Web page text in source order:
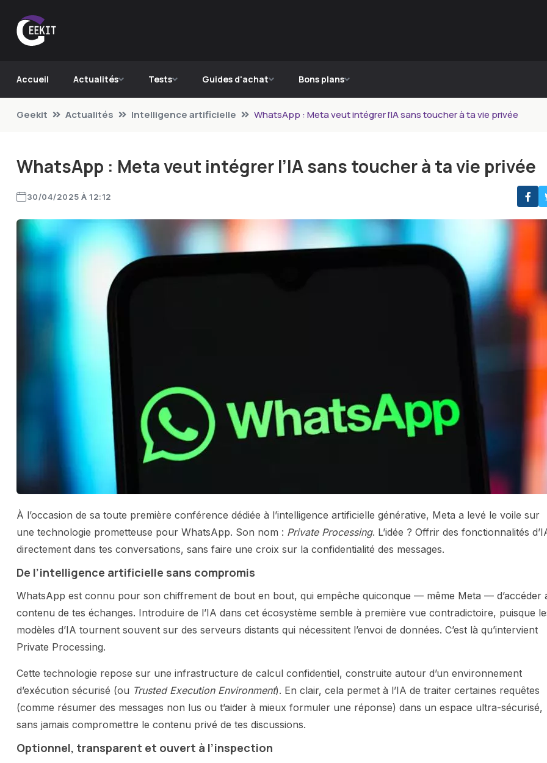
Accueil Actualités Tests Guides d'achat Bons plans
Geekit Actualités Intelligence artificielle WhatsApp : Meta veut intégrer l’IA sans toucher à ta vie privée
WhatsApp : Meta veut intégrer l’IA sans toucher à ta vie privée
30/04/2025 À 12:12
À l’occasion de sa toute première conférence dédiée à l’intelligence artificielle générative, Meta a levé le voile sur
une technologie prometteuse pour WhatsApp. Son nom : Private Processing. L’idée ? Offrir des fonctionnalités
directement dans tes conversations, sans faire une croix sur la confidentialité des messages.
De l’intelligence artificielle sans compromis
WhatsApp est connu pour son chiffrement de bout en bout, qui empêche quiconque — même Meta — d’accéder
contenu de tes échanges. Introduire de l’IA dans cet écosystème semble à première vue contradictoire, puisque
modèles d’IA tournent souvent sur des serveurs distants qui nécessitent l’envoi de données. C’est là qu’intervient
Private Processing.
Cette technologie repose sur une infrastructure de calcul confidentiel, construite autour d’un environnement
d’exécution sécurisé (ou Trusted Execution Environment). En clair, cela permet à l’IA de traiter certaines requêtes
(comme résumer des messages non lus ou t’aider à mieux formuler une réponse) dans un espace ultra-sécurisé,
sans jamais compromettre le contenu privé de tes discussions.
Optionnel, transparent et ouvert à l’inspection